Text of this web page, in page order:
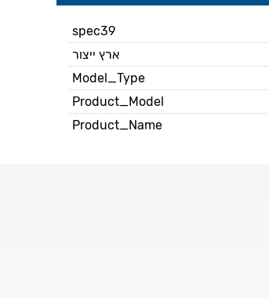
spec39
ארץ ייצור
Model_Type
Product_Model
Product_Name